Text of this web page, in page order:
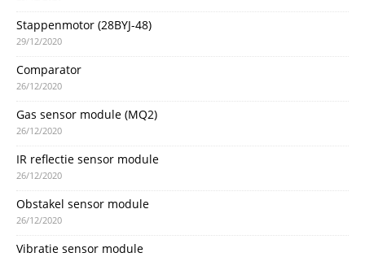
Stappenmotor (28BYJ-48)
29/12/2020
Comparator
26/12/2020
Gas sensor module (MQ2)
26/12/2020
IR reflectie sensor module
26/12/2020
Obstakel sensor module
26/12/2020
Vibratie sensor module